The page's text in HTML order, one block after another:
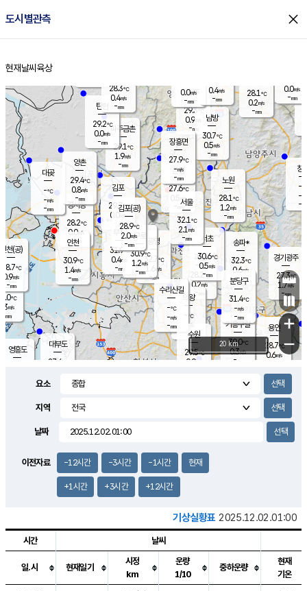
도시별관측 close
홈
현재날씨 육상
의도
℃
m/s
mm
영흥도
양주
29.3℃
0.9
-mm
과천
28.2℃
0.2m/s
- mm
용인
28.7℃
0.6m/s
경기광주
27.3℃
1.7m/s
-mm
0.8m/s
대부도
27.4
경서동
28.2℃
0.0m/s
-mm
파주금촌
29.1℃
1.9m/s
-mm
28.1℃
0.2m/s
-mm
대곶
-℃
-m/s
-mm
창
-
-m/
-
탄현
29.2℃
0.0m/s
-mm
0.0m/s
-mm
의왕
- ℃
m/s
mm
김포
29.7℃
0.0 m/s
mm
광명
32.7 ℃
1.6 m/s
-mm
부천
31.9℃
0.4m/s
-mm
양촌
29.4℃
0.8m/s
-mm
구로
30.9℃
1.2m/s
-mm
은평
27.6℃
0.5 m/s
- mm
노원
28.1℃
1.2m/s
-mm
송파*
32.3℃
0.6m/s
-mm
서초
30.6℃
0.5m/s
-mm
남방
30.7℃
0.5m/s
-mm
기흥구갈
30.0℃
0.3m/s
-
수리산길
-℃
-m/s
-mm
분당구
31.4℃
-m/s
-mm
장흥면
27.9℃
-m/s
-mm
0.0m/s
-mm
인천(공)
28.7℃
0.9m/s
-mm
김포(공)
28.9℃
2.0m/s
-mm
수원
29.5℃
0.9m/s
인천
30.9℃
1.4m/s
-mm
서울
32.1℃
2.1 m/s
-mm
28.3℃
0.4m/s
-mm
0.4m/s
-mm
+
−
20 km
요소
지역
날짜
이전자료 -12시간 -3시간 -1시간 현재
+1시간 +3시간 +12시간
기상실황표 2025.12.02.01:00
시간 날씨
일.시 현재일기
시정
km
운량
1/10
중하운량
현재
기온